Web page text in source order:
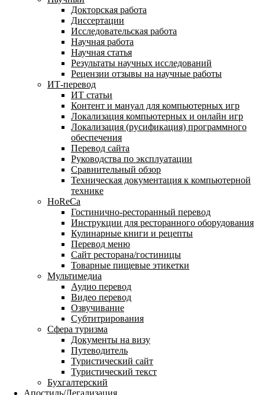
Докторская работа
Диссертации
Исследовательская работа
Научная работа
Научная статья
Результаты научных исследований
Рецензии отзывы на научные работы
ИТ-перевод
ИТ статьи
Контент и мануал для компьютерных игр
Локализация компьютерных и онлайн игр
Локализация (русификация) программного
обеспечения
Перевод сайта
Руководства по эксплуатации
Сравнительный обзор
Техническая документация к компьютерной
технике
HoReCa
Гостинично-ресторанный перевод
Инструкции для ресторанного оборудования
Кулинарные книги и рецепты
Перевод меню
Сайт ресторана/гостиницы
Товарные пищевые этикетки
Мультимедиа
Аудио перевод
Видео перевод
Озвучивание
Субтитрирования
Сфера туризма
Документы на визу
Путеводитель
Туристический сайт
Туристический текст
Бухгалтерский
Апостиль/Легализация